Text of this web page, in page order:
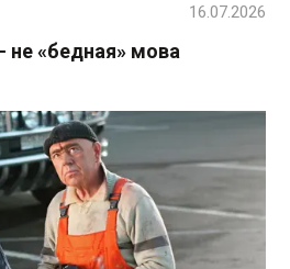
не «бедная» мова
16.07.2026